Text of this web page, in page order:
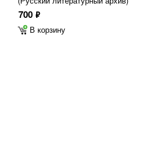
700 ф
В корзину